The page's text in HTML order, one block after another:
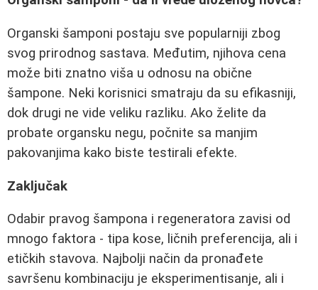
Organski šamponi postaju sve popularniji zbog
svog prirodnog sastava. Međutim, njihova cena
može biti znatno viša u odnosu na obične
šampone. Neki korisnici smatraju da su efikasniji,
dok drugi ne vide veliku razliku. Ako želite da
probate organsku negu, počnite sa manjim
pakovanjima kako biste testirali efekte.
Zaključak
Odabir pravog šampona i regeneratora zavisi od
mnogo faktora - tipa kose, ličnih preferencija, ali i
etičkih stavova. Najbolji način da pronađete
savršenu kombinaciju je eksperimentisanje, ali i